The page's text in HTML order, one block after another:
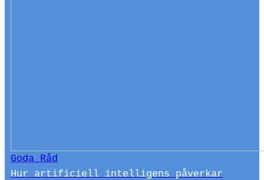
Goda Råd
Hur artificiell intelligens påverkar